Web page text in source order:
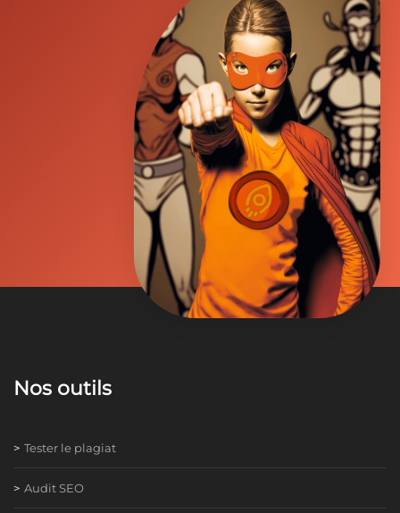
Nos outils
Tester le plagiat
Audit SEO